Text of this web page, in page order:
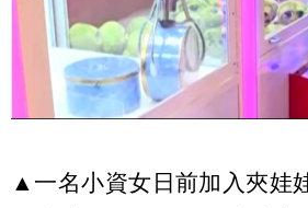
▲一名小資女日前加入夾娃